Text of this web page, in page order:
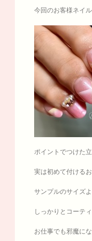
今回のお客様ネイ
ポイントでつけた
実は初めて付け
サンプルのサイズ
しっかりとコーテ
お仕事でも邪魔に